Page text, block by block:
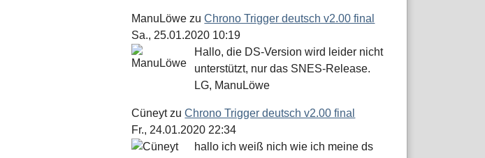
ManuLöwe zuChrono Trigger deutsch v2.00 final
Sa., 25.01.2020 10:19
Hallo, die DS-Version wird leider nicht
unterstützt, nur das SNES-Release.
LG, ManuLöwe
CüneytzuChrono Trigger deutsch v2.00 final
Fr., 24.01.2020 22:34
hallo ich weiß nich wie ich meine ds